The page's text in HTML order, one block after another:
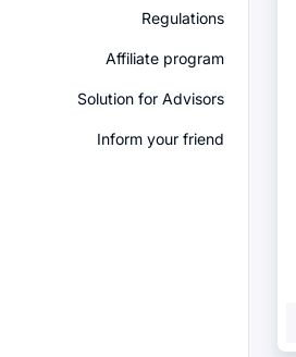
Regulations
Affiliate program
Solution for Advisors
Inform your friend